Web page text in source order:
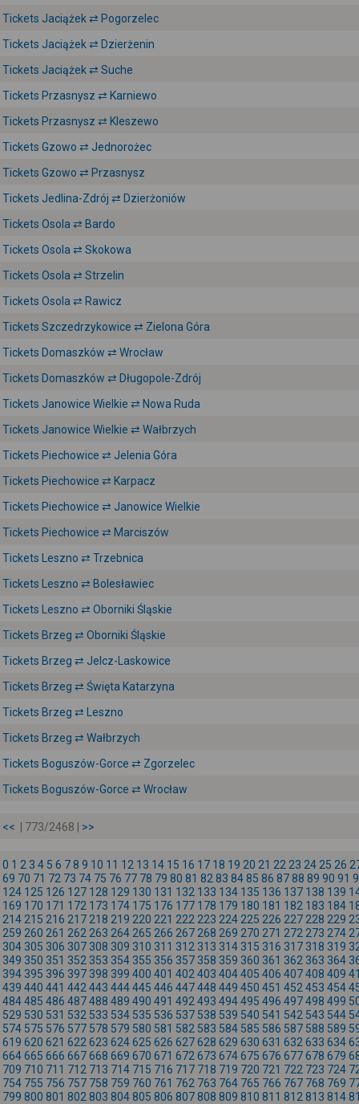
Tickets Jaciążek ⇄ Pogorzelec
Tickets Jaciążek ⇄ Dzierżenin
Tickets Jaciążek ⇄ Suche
Tickets Przasnysz ⇄ Karniewo
Tickets Przasnysz ⇄ Kleszewo
Tickets Gzowo ⇄ Jednorożec
Tickets Gzowo ⇄ Przasnysz
Tickets Jedlina-Zdrój ⇄ Dzierżoniów
Tickets Osola ⇄ Bardo
Tickets Osola ⇄ Skokowa
Tickets Osola ⇄ Strzelin
Tickets Osola ⇄ Rawicz
Tickets Szczedrzykowice ⇄ Zielona Góra
Tickets Domaszków ⇄ Wrocław
Tickets Domaszków ⇄ Długopole-Zdrój
Tickets Janowice Wielkie ⇄ Nowa Ruda
Tickets Janowice Wielkie ⇄ Wałbrzych
Tickets Piechowice ⇄ Jelenia Góra
Tickets Piechowice ⇄ Karpacz
Tickets Piechowice ⇄ Janowice Wielkie
Tickets Piechowice ⇄ Marciszów
Tickets Leszno ⇄ Trzebnica
Tickets Leszno ⇄ Bolesławiec
Tickets Leszno ⇄ Oborniki Śląskie
Tickets Brzeg ⇄ Oborniki Śląskie
Tickets Brzeg ⇄ Jelcz-Laskowice
Tickets Brzeg ⇄ Święta Katarzyna
Tickets Brzeg ⇄ Leszno
Tickets Brzeg ⇄ Wałbrzych
Tickets Boguszów-Gorce ⇄ Zgorzelec
Tickets Boguszów-Gorce ⇄ Wrocław
<< | 773/2468 | >>
0 1 2 3 4 5 6 78 9 10 11 12 13 14 15 16 17 18 19 20 21 22 23 24 25 26
69 70 71 72 73 74 75 76 77 78 79 80 81 82 83 8485 86 8788 89 90 91
124 125 126 127 128 129 130 131 132 133 134 135 136 137 138 139
169 170 171 172 173 174 175 176 177 178 179 180 181 182 183 184
214 215 216 217 218 219 220 221 222 223 224 225 226 227 228 229
259 260 261 262 263 264 265 266 267 268 269 270 271 272 273 274
304 305 306 307 308 309 310 311 312 313 314 315 316 317 318 319
349 350 351 352 353 354 355 356 357 358 359 360 361 362 363 364
394 395 396 397 398 399 400 401 402 403 404405 406 407408 409
439 440 441 442 443 444445 446 447448 449 450 451 452 453 454
484485 486 487488 489 490 491 492 493 494495 496 497498 499
529 530 531 532 533 534 535 536 537 538 539 540 541 542 543 544
574 575 576 577 578 579 580 581 582 583 584 585 586 587 588 589
619 620 621 622 623 624625 626 627628 629 630 631 632 633 634
664665 666 667668 669 670 671 672 673 674675 676 677678 679
709 710 711 712 713 714 715 716 717 718 719 720 721 722 723 724
754 755 756 757 758 759 760 761 762 763 764 765 766 767 768 769
799 800 801 802 803 804805 806 807808 809 810 811 812 813 814